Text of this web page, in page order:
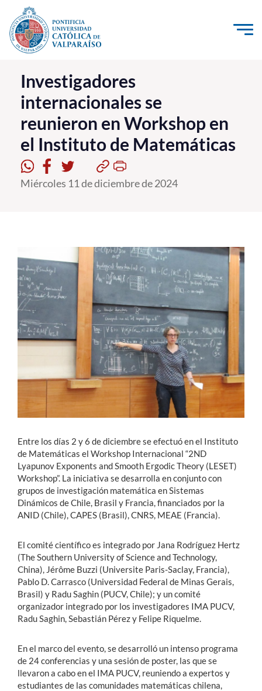
Click acá para ir directamente al contenido
La Universidad
Investigación, Creación e Innovación
PUCV Internacional
Vinculación con el Medio
Admisión
Formación Continua
Estudiantes
Académicos
Funcionarios
English
Investigadores
internacionales se
reunieron en Workshop en
el Instituto de Matemáticas
Miércoles 11 de diciembre de 2024
Entre los días 2 y 6 de diciembre se efectuó en el Instituto
de Matemáticas el Workshop Internacional “2ND
Lyapunov Exponents and Smooth Ergodic Theory (LESET)
Workshop”. La iniciativa se desarrolla en conjunto con
grupos de investigación matemática en Sistemas
Dinámicos de Chile, Brasil y Francia, financiados por la
ANID (Chile), CAPES (Brasil), CNRS, MEAE (Francia).
El comité científico es integrado por Jana Rodríguez Hertz
(The Southern University of Science and Technology,
China), Jérôme Buzzi (Universite Paris-Saclay, Francia),
Pablo D. Carrasco (Universidad Federal de Minas Gerais,
Brasil) y Radu Saghin (PUCV, Chile); y un comité
organizador integrado por los investigadores IMA PUCV,
Radu Saghin, Sebastián Pérez y Felipe Riquelme.
En el marco del evento, se desarrolló un intenso programa
de 24 conferencias y una sesión de poster, las que se
llevaron a cabo en el IMA PUCV, reuniendo a expertos y
estudiantes de las comunidades matemáticas chilena,